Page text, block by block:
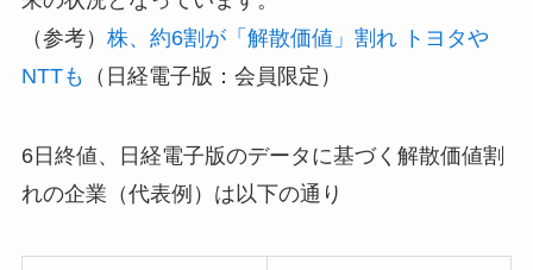
（参考） 株、約6割が「解散価値」割れ トヨタや
NTTも
（日経電子版：会員限定）
6日終値、日経電子版のデータに基づく解散価値割
れの企業（代表例）は以下の通り